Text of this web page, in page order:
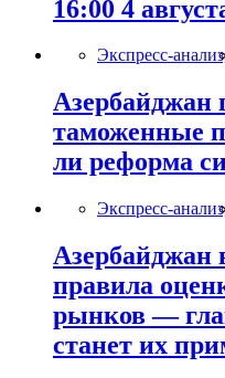
16:00 4
Экспресс-
Азербайджан
таможенные
ли реформа
Экспресс-
Азербайджан
правила
рынков —
станет их